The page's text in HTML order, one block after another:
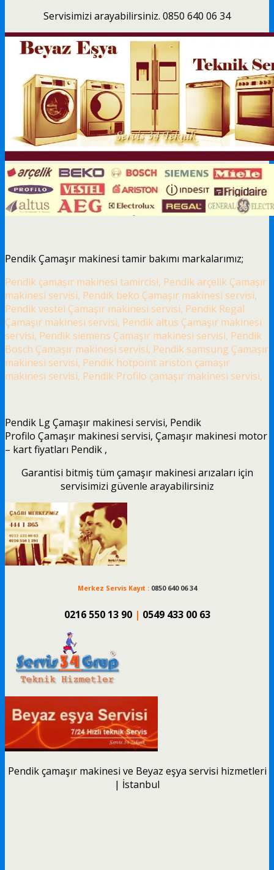
Servisimizi arayabilirsiniz. 0850 640 06 34
Pendik Çamaşır makinesi tamir bakımı markalarımız;
Pendik çamaşır makinesi tamircisi, Pendik arçelik Çamaşır
makinesi servisi, Pendik beko Çamaşır makinesi servisi,
Pendik vestel Çamaşır makinesi servisi, Pendik Regal
Çamaşır makinesi servisi, Pendik altus Çamaşır makinesi
servisi, Pendik siemens Çamaşır makinesi servisi, Pendik
Bosch Çamaşır makinesi servisi, Pendik samsung Çamaşır
makinesi servisi, Pendik hotpoint ariston çamaşır
makinesi servisi, Pendik Profilo çamaşır makinesi servisi,
Pendik Lg Çamaşır makinesi servisi, Pendik
Profilo Çamaşır makinesi servisi, Çamaşır makinesi motor
– kart fiyatları Pendik ,
Garantisi bitmiş tüm çamaşır makinesi arızaları için
servisimizi güvenle arayabilirsiniz
Merkez Servis Kayıt : 0850 640 06 34
0216 550 13 90 | 0549 433 00 63
Pendik çamaşır makinesi ve Beyaz eşya servisi hizmetleri
| İstanbul